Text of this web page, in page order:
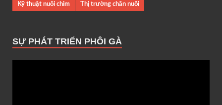
Kỹ thuật nuôi chim
Thị trường chăn nuôi
SỰ PHÁT TRIỂN PHÔI GÀ